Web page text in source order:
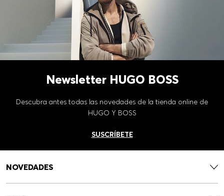
Newsletter HUGO BOSS
Descubra antes todas las novedades de la tienda online de
HUGO Y BOSS
SUSCRÍBETE
NOVEDADES